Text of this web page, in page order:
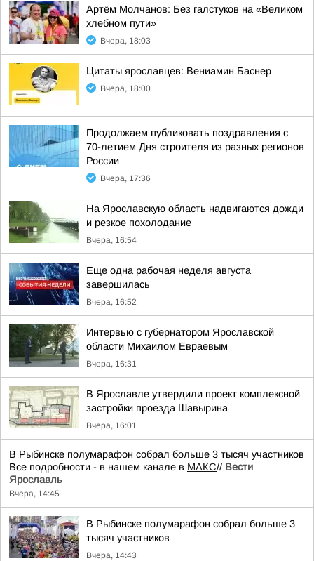
Артём Молчанов: Без галстуков на «Великом
хлебном пути»
Вчера, 18:03
Цитаты ярославцев: Вениамин Баснер
Вчера, 18:00
Продолжаем публиковать поздравления с
70-летием Дня строителя из разных регионов
России
Вчера, 17:36
На Ярославскую область надвигаются дожди
и резкое похолодание
Вчера, 16:54
Еще одна рабочая неделя августа
завершилась
Вчера, 16:52
Интервью с губернатором Ярославской
области Михаилом Евраевым
Вчера, 16:31
В Ярославле утвердили проект комплексной
застройки проезда Шавырина
Вчера, 16:01
В Рыбинске полумарафон собрал больше 3 тысяч участников
Все подробности - в нашем канале в МАКС// Вести
Ярославль
Вчера, 14:45
В Рыбинске полумарафон собрал больше 3
тысяч участников
Вчера, 14:43